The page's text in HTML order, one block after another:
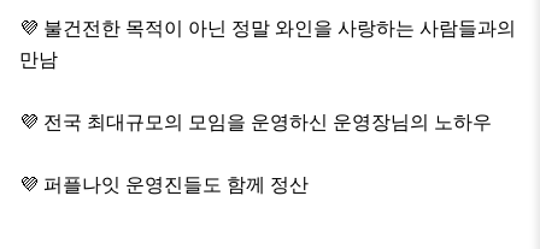
💜 불건전한 목적이 아닌 정말 와인을 사랑하는 사람들과의
만남
💜 전국 최대규모의 모임을 운영하신 운영장님의 노하우
💜 퍼플나잇 운영진들도 함께 정산